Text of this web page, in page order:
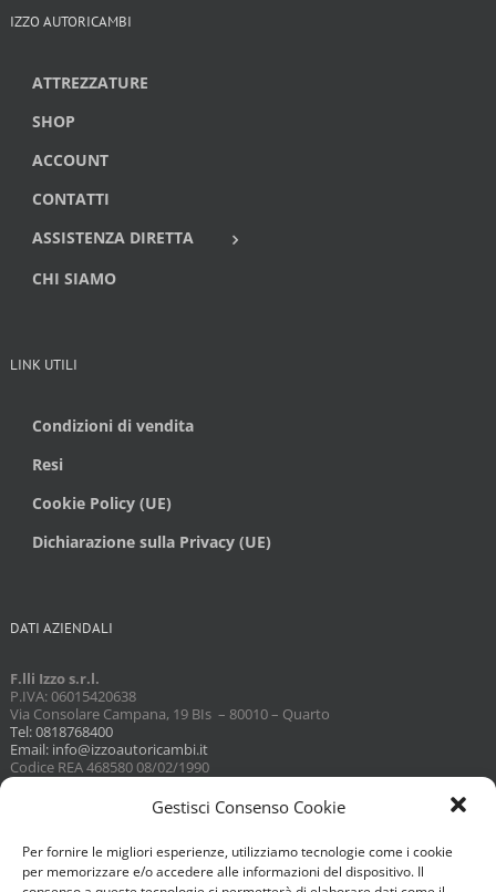
Gestisci Consenso Cookie
Per fornire le migliori esperienze, utilizziamo tecnologie come i cookie
per memorizzare e/o accedere alle informazioni del dispositivo. Il
IZZO AUTORICAMBI
ATTREZZATURE
SHOP
ACCOUNT
CONTATTI
ASSISTENZA DIRETTA
CHI SIAMO
LINK UTILI
Condizioni di vendita
Resi
Cookie Policy (UE)
Dichiarazione sulla Privacy (UE)
DATI AZIENDALI
F.lli Izzo s.r.l.
P.IVA: 06015420638
Via Consolare Campana, 19 BIs – 80010 – Quarto
Tel: 0818768400
Email: info@izzoautoricambi.it
Codice REA 468580 08/02/1990
Capitale sociale 3098,74